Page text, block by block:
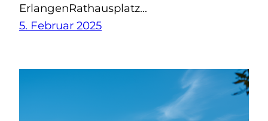
ErlangenRathausplatz…
5. Februar 2025